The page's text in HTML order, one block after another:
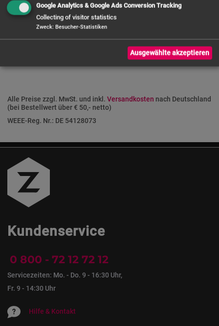
FRAGE ZUM PRODUKT
Alle Preise zzgl. MwSt. und inkl. Versandkosten nach Deutschland
(bei Bestellwert über € 50,- netto)
WEEE-Reg. Nr.: DE 54128073
Kundenservice
0 800 - 72 12 72 12
Servicezeiten: Mo. - Do. 9 - 16:30 Uhr,
Fr. 9 - 14:30 Uhr
Hilfe & Kontakt
Google Analytics & Google Ads Conversion Tracking
Collecting of visitor statistics
Zweck: Besucher-Statistiken
Ausgewählte akzeptieren